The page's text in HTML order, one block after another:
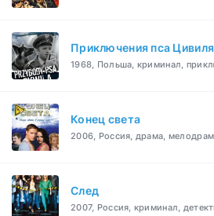
Приключения пса Цивиля
1968, Польша, криминал,
Конец света
2006, Россия, драма,
След
2007, Россия, криминал,